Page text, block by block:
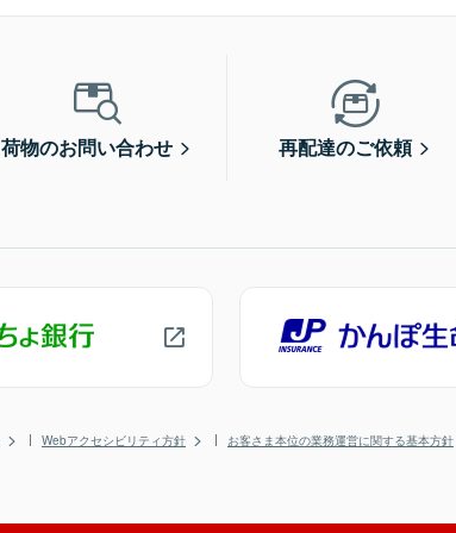
荷物のお問い合わせ 再配達のご依頼
Webアクセシビリティ方針 お客さま本位の業務運営に関する基本方針